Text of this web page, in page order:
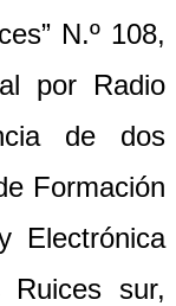
N.º 108,
por Radio
de dos
Formación
Electrónica
Ruices sur,